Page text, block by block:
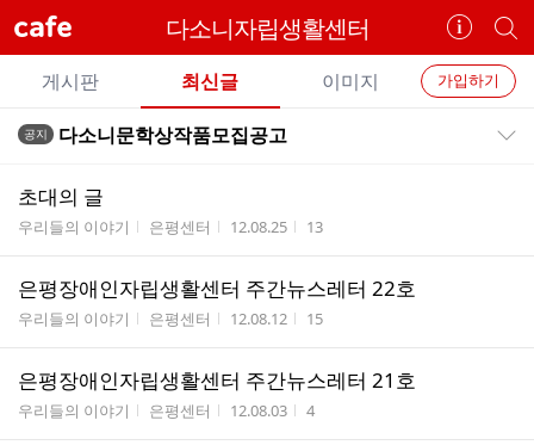
cafe 다소니자립생활센터
카
페
정
보
개
별
카
페
검
카
메
뉴
가입하기
게시판 최신글 이미지
전
글
트
공지 다소니문학상작품모집공고
초대의 글
게시판명
우리들의 이야기 작성자
은평센터 작성시간
12.08.25 조회수
13
은평장애인자립생활센터 주간뉴스레터 22호
게시판명
우리들의 이야기 작성자
은평센터 작성시간
12.08.12 조회수
15
은평장애인자립생활센터 주간뉴스레터 21호
게시판명
우리들의 이야기 작성자
은평센터 작성시간
12.08.03 조회수
4